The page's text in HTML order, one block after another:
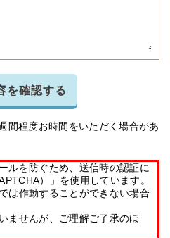
を確認する
間程度お時間をいただく場合があ
ルを防ぐため、送信時の認証に
）」を使用しています。
は作動することができない場合
ませんが、ご理解ご了承のほ